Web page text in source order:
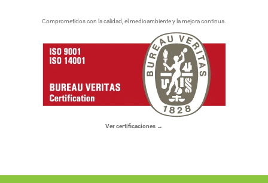
Comprometidos con la calidad, el medioambiente y la mejora continua.
Ver certificaciones →